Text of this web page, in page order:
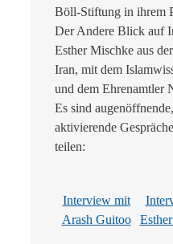
Böll-Stiftung in ihrem
Der Andere Blick auf
Esther Mischke aus
Iran, mit dem
und dem Ehrenamtler
Es sind
aktivierende
teilen:
Interview mit
Arash Guitoo